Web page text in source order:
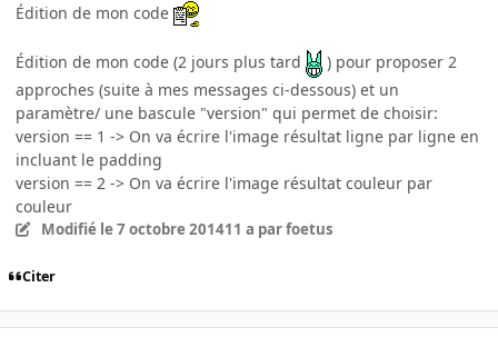
Édition de mon code
Édition de mon code (2 jours plus tard
) pour proposer 2
approches (suite à mes messages ci-dessous) et un
paramètre/ une bascule "version" qui permet de choisir:
version == 1 -> On va écrire l'image résultat ligne par ligne en
incluant le padding
version == 2 -> On va écrire l'image résultat couleur par
couleur
Modifié le 7 octobre 201411 a par foetus
Citer